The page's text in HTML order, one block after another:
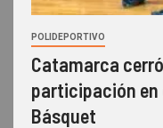
POLIDEPORTIVO
Catamarca
participación en
Básquet